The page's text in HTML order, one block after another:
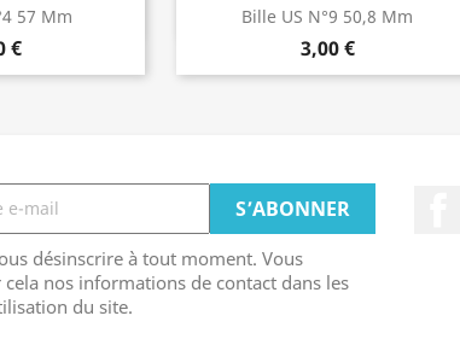
57 Mm
€
rapide Bille US N°9 50,8 Mm
3,00 €
Aperçu rapide
désinscrire à tout moment. Vous
nos informations de contact dans les
du site.